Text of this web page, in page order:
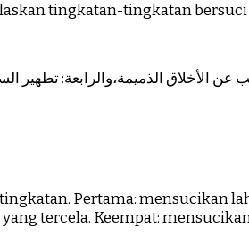
tingkatan-tingkatan
عن الأخلاق الذميمة،والرابعة:
Pertama: mensucikan
tercela. Keempat: